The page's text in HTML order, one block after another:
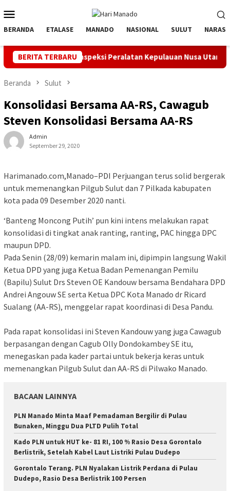
ke
kontenMobile
BERANDA ETALASE MANADO NASIONAL SULUT NARASI
BERITA TERBARU
dan Inspeksi Peralatan Kepulauan Nusa Utara PLN
Beranda Sulut
Konsolidasi Bersama AA-RS, Cawagub
Steven Konsolidasi Bersama AA-RS
Admin
September 29, 2020
Harimanado.com,Manado–PDI Perjuangan terus solid bergerak
untuk memenangkan Pilgub Sulut dan 7 Pilkada kabupaten
kota pada 09 Desember 2020 nanti.
‘Banteng Moncong Putih’ pun kini intens melakukan rapat
konsolidasi di tingkat anak ranting, ranting, PAC hingga DPC
maupun DPD.
Pada Senin (28/09) kemarin malam ini, dipimpin langsung Wakil
Ketua DPD yang juga Ketua Badan Pemenangan Pemilu
(Bapilu) Sulut Drs Steven OE Kandouw bersama Bendahara DPD
Andrei Angouw SE serta Ketua DPC Kota Manado dr Ricard
Sualang (AA-RS), menggelar rapat koordinasi di Desa Pandu.
Pada rapat konsolidasi ini Steven Kandouw yang juga Cawagub
berpasangan dengan Cagub Olly Dondokambey SE itu,
menegaskan pada kader partai untuk bekerja keras untuk
memenangkan Pilgub Sulut dan AA-RS di Pilwako Manado.
BACAAN LAINNYA
PLN Manado Minta Maaf Pemadaman Bergilir di Pulau
Bunaken, Minggu Dua PLTD Pulih Total
Kado PLN untuk HUT ke- 81 RI, 100 % Rasio Desa Gorontalo
Berlistrik, Setelah Kabel Laut Listriki Pulau Dudepo
Gorontalo Terang. PLN Nyalakan Listrik Perdana di Pulau
Dudepo, Rasio Desa Berlistrik 100 Persen